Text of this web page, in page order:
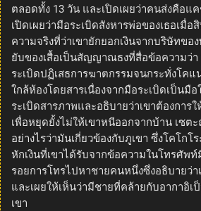
ตลอดทั้ง 13 วัน และเปิดเผยว่าคนส่งคือแค
เปิดเผยว่ามือระเบิดสังหารพ่อของเธอเมื่
ความจริงที่ว่าเขายักยอกเงินจากบริษัทขอ
ยับของเสื้อเป็นสัญญาณธงที่สื่อข้อความว่า
ระเบิดปฏิเสธการฆาตกรรมจนกระทั่งโคแ
ใกล้ห้องโดยสารเนื่องจากมือระเบิดเป็นมื
ระเบิดสารภาพและอธิบายว่าเขาต้องการ
เพื่อหยุดยั้งไม่ให้เขาหนีออกจากบ้าน เซต
อย่างไรว่ามันเกี่ยวข้องกับภูเขา ซึ่งโคโกโ
หักเงินที่เขาได้รับจากข้อความในโทรศัพ
รอยการโทรไปหาชายคนหนึ่งซึ่งอธิบายว่
และเผยให้เห็นว่ามีชายที่คล้ายกับอากาอิ
เขา